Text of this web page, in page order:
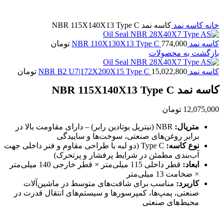
خانه کاسه نمد کاسه نمد NBR 115X140X13 Type C
کاسه نمد NBR 110X130X13 Type C 774,000
تومان
بازگشت به محصولات
کاسه نمد NBR B2 U7|172X200X15 Type C 15,022,800 تومان
کاسه نمد NBR 115X140X13 Type C
12,075,000 تومان
متریال:
NBR (نیتریل بوتادین رابر) – دارای مقاومت بالا در
برابر روغن‌های صنعتی، سوخت‌ها و ساییدگی
نوع کاسه:
Type C (دو لبه با طراحی مقاوم و فنر داخلی جهت
آب‌بندی مطمئن در شرایط پرفشار و پرتحرک)
ابعاد:
قطر داخلی 115 میلی‌متر × قطر خارجی 140 میلی‌متر
× ضخامت 13 میلی‌متر
کاربرد: مناسب برای شافت‌های متوسط در ماشین‌آلات
صنعتی، پمپ‌ها، کمپرسورها و سیستم‌های انتقال قدرت در
محیط‌های صنعتی